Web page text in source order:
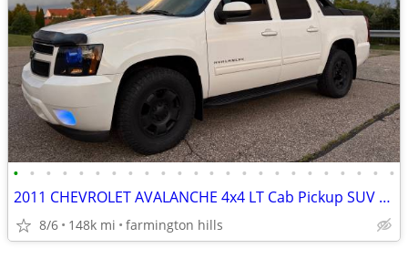
• • • • • • • • • • • • • • • • • • • • • • • •
2011 CHEVROLET AVALANCHE 4x4 LT Cab Pickup SUV Truck GMC TAHOE YUKON
8/6 148k mi farmington hills